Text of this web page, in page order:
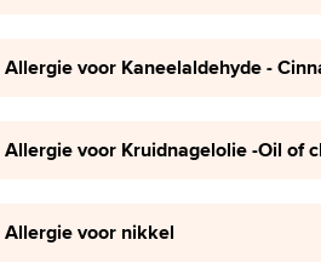
Allergie voor Kaneelaldehyde -
Allergie voor Kruidnagelolie -Oil of
Allergie voor nikkel